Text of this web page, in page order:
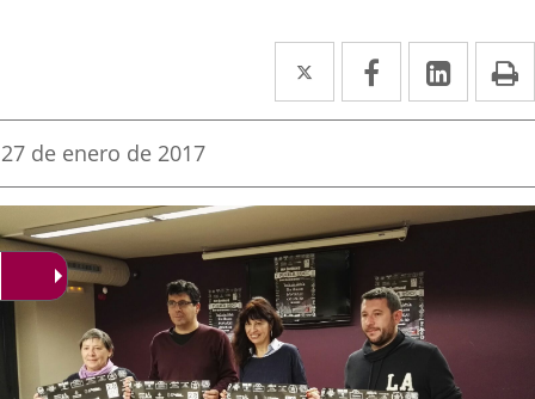
Twitter
Enlace
a
aplicación
externa.
Facebook
Enlace
a
aplicación
externa.
Enlace
a
Fecha
la
noticia
27 de enero de 2017